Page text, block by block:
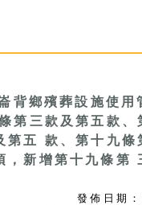
背鄉殯葬設施使用
第三款及第五款、
第五 款、第十九條
，新增第十九條第
發佈日期